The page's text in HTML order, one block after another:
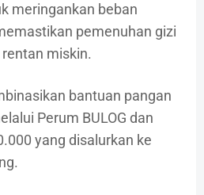
meringankan beban
pemenuhan gizi
miskin.
bantuan pangan
Perum BULOG dan
yang disalurkan ke